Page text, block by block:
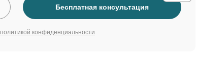
Бесплатная консультация
политикой конфиденциальности